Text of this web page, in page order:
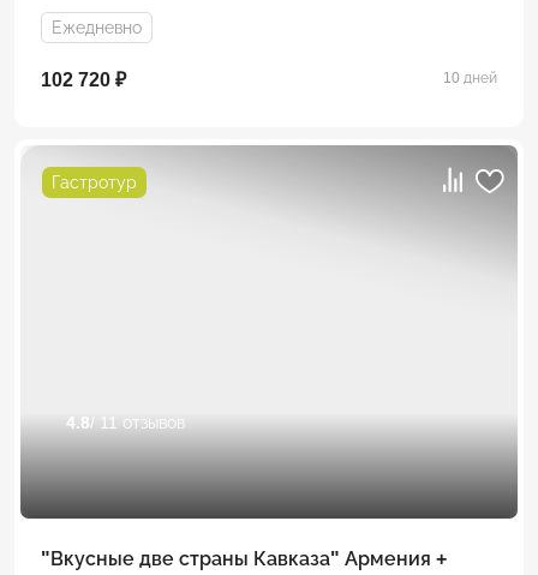
Ежедневно
102 720 ₽ 10 дней
Гастротур
4.8/ 11 отзывов
"Вкусные две страны Кавказа" Армения +